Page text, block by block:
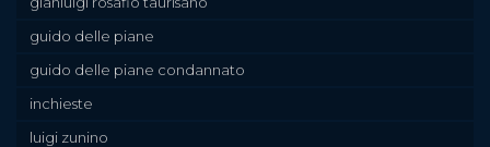
guido delle piane
guido delle piane condannato
inchieste
luigi zunino